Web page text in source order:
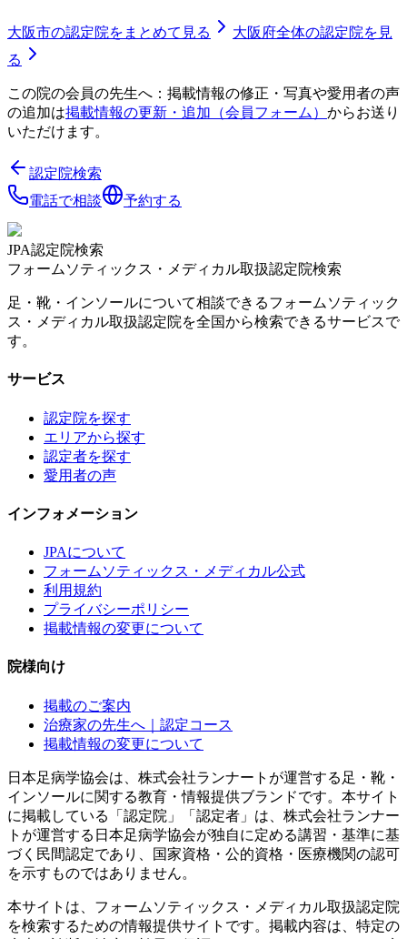
大阪市の認定院をまとめて見る 大阪府全体の認定院を見
る
この院の会員の先生へ：掲載情報の修正・写真や愛用者の声
の追加は掲載情報の更新・追加（会員フォーム） からお送り
いただけます。
認定院検索
電話で相談
予約する
JPA認定院検索
フォームソティックス・メディカル取扱認定院検索
足・靴・インソールについて相談できるフォームソティック
ス・メディカル取扱認定院を全国から検索できるサービスで
す。
サービス
認定院を探す
エリアから探す
認定者を探す
愛用者の声
インフォメーション
JPAについて
フォームソティックス・メディカル公式
利用規約
プライバシーポリシー
掲載情報の変更について
院様向け
掲載のご案内
治療家の先生へ｜認定コース
掲載情報の変更について
日本足病学協会は、株式会社ランナートが運営する足・靴・
インソールに関する教育・情報提供ブランドです。本サイト
に掲載している「認定院」「認定者」は、株式会社ランナー
トが運営する日本足病学協会が独自に定める講習・基準に基
づく民間認定であり、国家資格・公的資格・医療機関の認可
を示すものではありません。
本サイトは、フォームソティックス・メディカル取扱認定院
を検索するための情報提供サイトです。掲載内容は、特定の